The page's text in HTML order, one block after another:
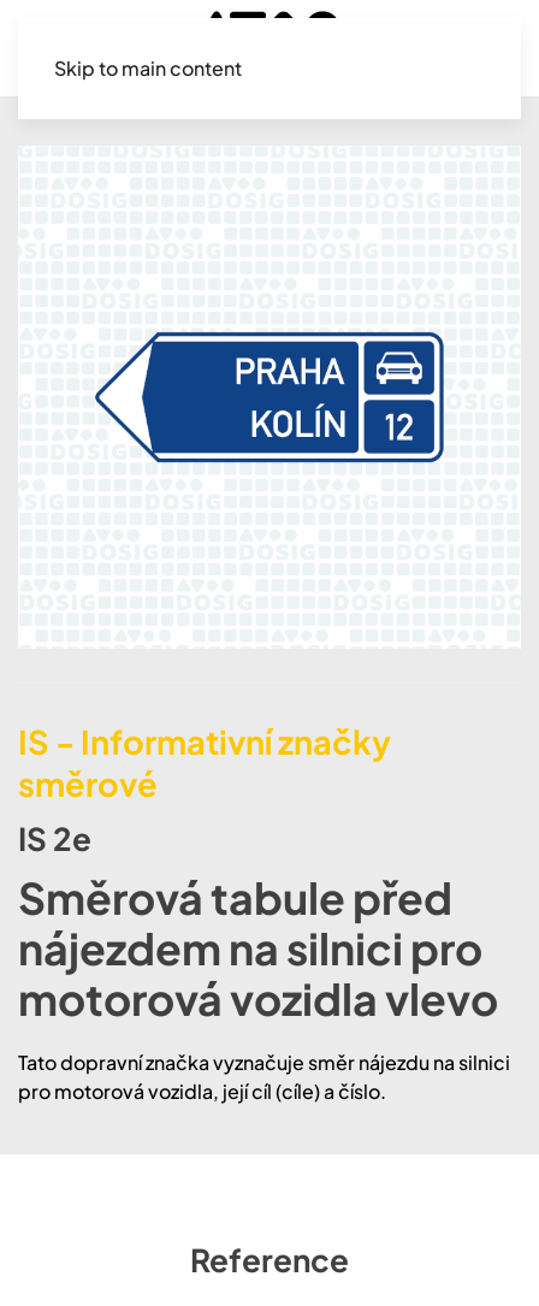
Skip to main content
IS - Informativní značky
směrové
IS 2e
Směrová tabule před
nájezdem na silnici pro
motorová vozidla vlevo
Tato dopravní značka vyznačuje směr nájezdu na silnici
pro motorová vozidla, její cíl (cíle) a číslo.
Reference